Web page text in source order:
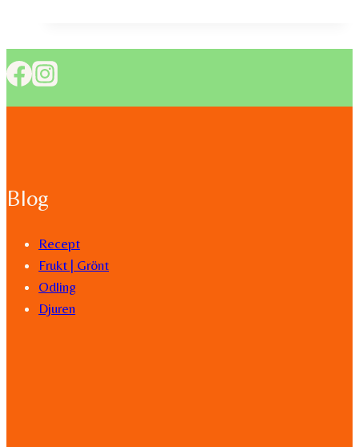
Blog
Recept
Frukt | Grönt
Odling
Djuren